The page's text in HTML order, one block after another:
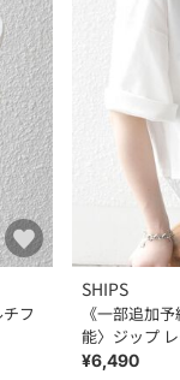
フ
SHIPS
《一部追加
能〉ジップ
¥6,490